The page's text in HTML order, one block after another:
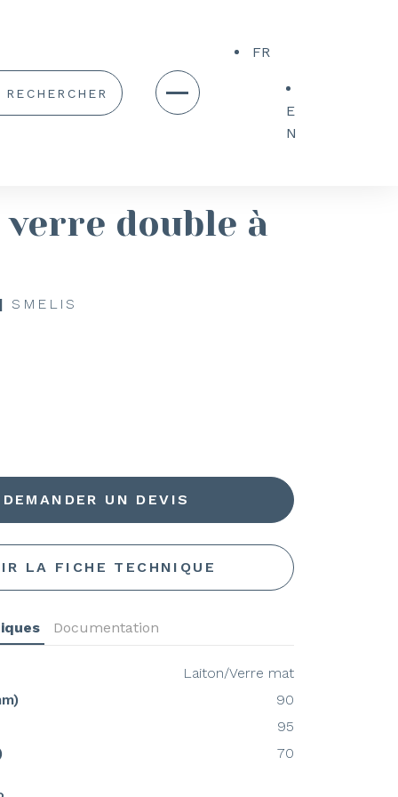
FR
E
N
double à
SMELIS
DEMANDER UN DEVIS
LA FICHE TECHNIQUE
Documentation
Laiton/Verre mat
90
95
70